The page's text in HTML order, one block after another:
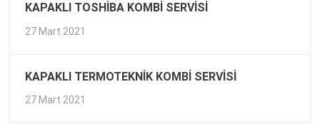
KAPAKLI TOSHIBA KOMBI SERVISI
27 Mart 2021
KAPAKLI TERMOTEKNIK KOMBI SERVISI
27 Mart 2021